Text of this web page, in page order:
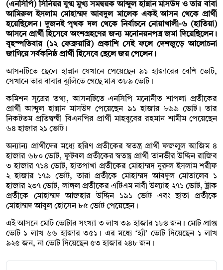
(এনসিপি) সিনিয়র যুগ্ম মুখ্য সমন্বয়ক আব্দুল হান্নান মাসউদ ও তার বাবা
আমিরুল ইসলাম মোহাম্মদ আবদুল মালেক একই আসন থেকে প্রার্থী
হয়েছিলেন। দুজনই পৃথক দল থেকে নির্বাচনে নোয়াখালী-৬ (হাতিয়া)
আসনে প্রার্থী হিসেবে অংশগ্রহণের জন্য মনোনয়নপত্র জমা দিয়েছিলেন।
বৃহস্পতিবার (১২ ফেব্রুয়ারি) প্রকাশি সেই ফলে দেশজুড়ে আলোচনা
জাগিয়ে সর্বকনিষ্ঠ প্রার্থী হিসেবে ছেলে জয় পেলেন।
আসনটিতে ছেলে হান্নান যেখানে পেয়েছেন ৯১ হাজারের বেশি ভোট,
সেখানে তার বাবার ঝুলিতে গেছে মাত্র ৩৮৯ ভোট।
কমিশন সূত্রের তথ্য, আসনটিতে এনসিপি মনোনীত শাপলা প্রতীকের
প্রার্থী আব্দুল হান্নান মাসউদ পেয়েছেন ৯১ হাজার ৮৯৯ ভোট। তার
নিকটতম প্রতিদ্বন্দ্বী বিএনপির প্রার্থী মাহবুবের রহমান শামীম পেয়েছেন
৬৪ হাজার ২১ ভোট।
অন্যান্য প্রার্থীদের মধ্যে হরিণ প্রতীকের স্বতন্ত্র প্রার্থী ফজলুল আজিম ৪
হাজার ৬৮০ ভোট, ফুটবল প্রতীকের স্বতন্ত্র প্রার্থী তানভীর উদ্দিন রাজিব
৩ হাজার ৭১৪ ভোট, হাতপাখা প্রতীকের মোহাম্মদ নুরুল ইসলাম শরীফ
২ হাজার ১৭৯ ভোট, তারা প্রতীকে মোহাম্মদ আবদুল মোতালেব ১
হাজার ২৩৭ ভোট, লাঙ্গল প্রতীকের এটিএম নাবী উল্যাহ ২৭১ ভোট, ট্রাক
প্রতীকে মোহাম্মদ আজহার উদ্দিন ১৯১ ভোট এবং ছাতা প্রতীকে
মোহাম্মদ আবুল হোসেন ৮৫ ভোট পেয়েছেন।
এই আসনে মোট ভোটার সংখ্যা ৩ লাখ ৩৯ হাজার ১৮৪ জন। মোট প্রাপ্ত
ভোট ১ লাখ ৬৬ হাজার ৩৫১। এর মধ্যে ‘হ্যাঁ’ ভোট দিয়েছেন ১ লাখ
৯২৫ জন, না ভোট দিয়েছেন ৫৩ হাজার ২৪৮ জন।